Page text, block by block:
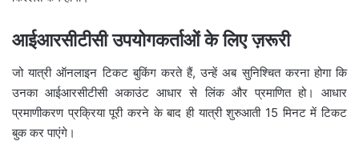
आईआरसीटीसी उपयोगकर्ताओं के लिए ज़रूरी
जो यात्री ऑनलाइन टिकट बुकिंग करते हैं, उन्हें अब सुनिश्चित करना होगा कि
उनका आईआरसीटीसी अकाउंट आधार से लिंक और प्रमाणित हो। आधार
प्रमाणीकरण प्रक्रिया पूरी करने के बाद ही यात्री शुरुआती 15 मिनट में टिकट
बुक कर पाएंगे।